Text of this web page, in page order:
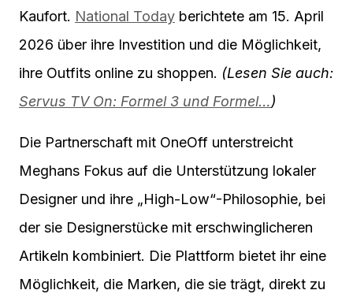
Kaufort. National Today berichtete am 15. April
2026 über ihre Investition und die Möglichkeit,
ihre Outfits online zu shoppen. (Lesen Sie auch:
Servus TV On: Formel 3 und Formel…)
Die Partnerschaft mit OneOff unterstreicht
Meghans Fokus auf die Unterstützung lokaler
Designer und ihre „High-Low“-Philosophie, bei
der sie Designerstücke mit erschwinglicheren
Artikeln kombiniert. Die Plattform bietet ihr eine
Möglichkeit, die Marken, die sie trägt, direkt zu